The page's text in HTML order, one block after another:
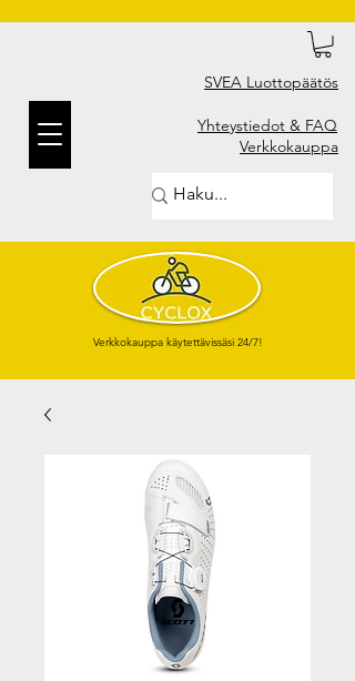
SVEA Luottopäätös
Yhteystiedot & FAQ
Verkkokauppa
Verkkokauppa käytettävissäsi 24/7!